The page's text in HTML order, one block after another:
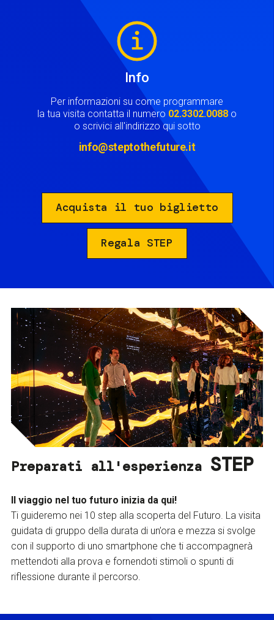
Info
Per informazioni su come programmare
la tua visita contatta il numero 02.3302.0088 o
o scrivici all'indirizzo qui sotto
info@steptothefuture.it
Acquista il tuo biglietto
Regala STEP
Preparati all'esperienza STEP
Il viaggio nel tuo futuro inizia da qui!
Ti guideremo nei 10 step alla scoperta del Futuro. La visita
guidata di gruppo della durata di un’ora e mezza si svolge
con il supporto di uno smartphone che ti accompagnerà
mettendoti alla prova e fornendoti stimoli o spunti di
riflessione durante il percorso.